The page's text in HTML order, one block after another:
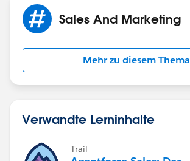
Sales And Marketing
Mehr zu diesem Thema
Verwandte Lerninhalte
Trail